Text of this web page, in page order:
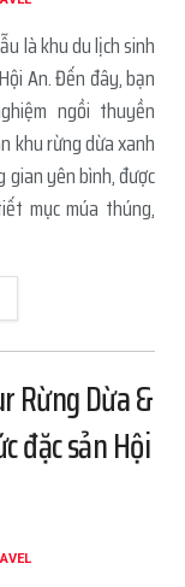
là khu du lịch sinh
An. Đến đây, bạn
ngồi thuyền
khu rừng dừa xanh
gian yên bình, được
mục múa thúng,
Rừng Dừa &
đặc sản Hội